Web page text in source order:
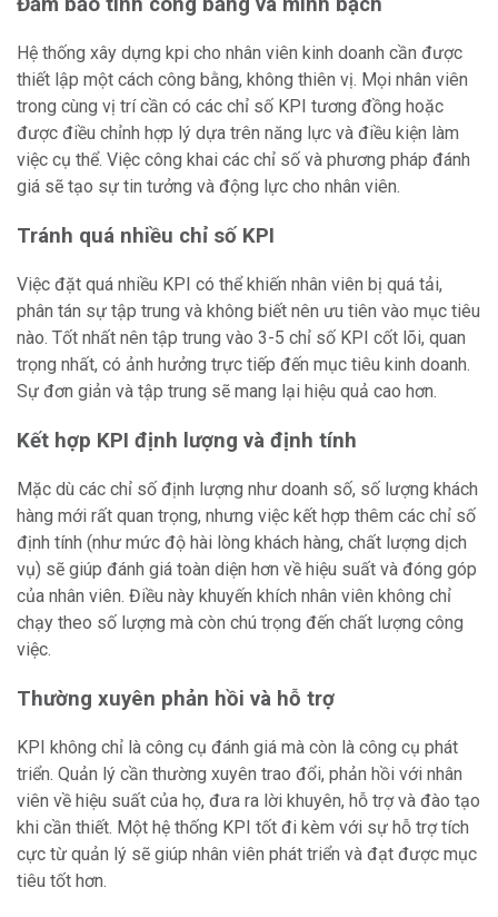
Hệ thống xây dựng kpi cho nhân viên kinh doanh cần được
thiết lập một cách công bằng, không thiên vị. Mọi nhân viên
trong cùng vị trí cần có các chỉ số KPI tương đồng hoặc
được điều chỉnh hợp lý dựa trên năng lực và điều kiện làm
việc cụ thể. Việc công khai các chỉ số và phương pháp đánh
giá sẽ tạo sự tin tưởng và động lực cho nhân viên.
Tránh quá nhiều chỉ số KPI
Việc đặt quá nhiều KPI có thể khiến nhân viên bị quá tải,
phân tán sự tập trung và không biết nên ưu tiên vào mục tiêu
nào. Tốt nhất nên tập trung vào 3-5 chỉ số KPI cốt lõi, quan
trọng nhất, có ảnh hưởng trực tiếp đến mục tiêu kinh doanh.
Sự đơn giản và tập trung sẽ mang lại hiệu quả cao hơn.
Kết hợp KPI định lượng và định tính
Mặc dù các chỉ số định lượng như doanh số, số lượng khách
hàng mới rất quan trọng, nhưng việc kết hợp thêm các chỉ số
định tính (như mức độ hài lòng khách hàng, chất lượng dịch
vụ) sẽ giúp đánh giá toàn diện hơn về hiệu suất và đóng góp
của nhân viên. Điều này khuyến khích nhân viên không chỉ
chạy theo số lượng mà còn chú trọng đến chất lượng công
việc.
Thường xuyên phản hồi và hỗ trợ
KPI không chỉ là công cụ đánh giá mà còn là công cụ phát
triển. Quản lý cần thường xuyên trao đổi, phản hồi với nhân
viên về hiệu suất của họ, đưa ra lời khuyên, hỗ trợ và đào tạo
khi cần thiết. Một hệ thống KPI tốt đi kèm với sự hỗ trợ tích
cực từ quản lý sẽ giúp nhân viên phát triển và đạt được mục
tiêu tốt hơn.